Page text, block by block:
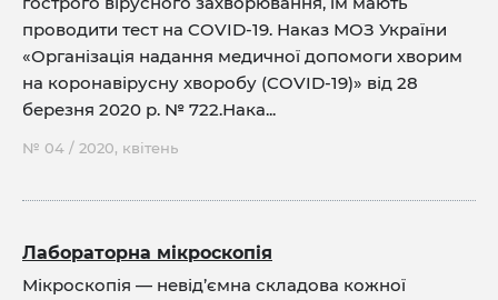
проводити тест на COVID-19. Наказ МОЗ України
«Організація надання медичної допомоги хворим
на коронавірусну хворобу (COVID-19)» від 28
березня 2020 р. № 722.Нака...
№ 04 / 2020, квітень
Лабораторна мікроскопія
Мікроскопія — невід’ємна складова кожної